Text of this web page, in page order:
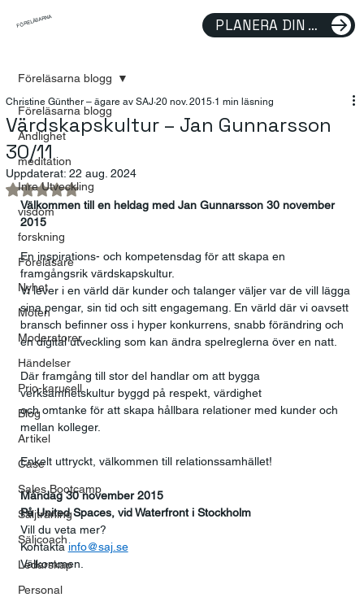
FÖRELÄSARNA PLANERA DIN FÖRELÄSNING
Föreläsarna blogg
Andlighet
meditation
Inre Utveckling
visdom
forskning
Föreläsare
Nyhet
Möten
Moderatorer
Händelser
Prio-karusell
Blog
Artikel
Case
Sales Bootcamp
Säljträning
Säljcoach
Ledarskap
Personal
Föreläsarna blogg
Värdskapskultur – Jan Gunnarsson
30/11
Christine Günther – ägare av SAJ 20 nov. 2015 1 min läsning
Uppdaterat: 22 aug. 2024
Betygsatt till NaN av 5 stjärnor.
Välkommen till en heldag med Jan Gunnarsson 30 november
2015
En inspirations- och kompetensdag för att skapa en
framgångsrik värdskapskultur.
Vi lever i en värld där kunder och talanger väljer var de vill lägga
sina pengar, sin tid och sitt engagemang. En värld där vi oavsett
bransch befinner oss i hyper konkurrens, snabb förändring och
en digital utveckling som kan ändra spelreglerna över en natt.
Där framgång till stor del handlar om att bygga
verksamhetskultur byggd på respekt, värdighet
och omtanke för att skapa hållbara relationer med kunder och
mellan kolleger.
Enkelt uttryckt, välkommen till relationssamhället!
Måndag 30 november 2015
På United Spaces, vid Waterfront i Stockholm
Vill du veta mer?
Kontakta info@saj.se
Välkommen.